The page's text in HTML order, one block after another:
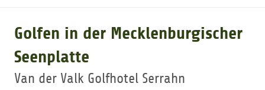
GOLFTURNIERE
Golfen in der Mecklenburgischer
Seenplatte
Van der Valk Golfhotel Serrahn